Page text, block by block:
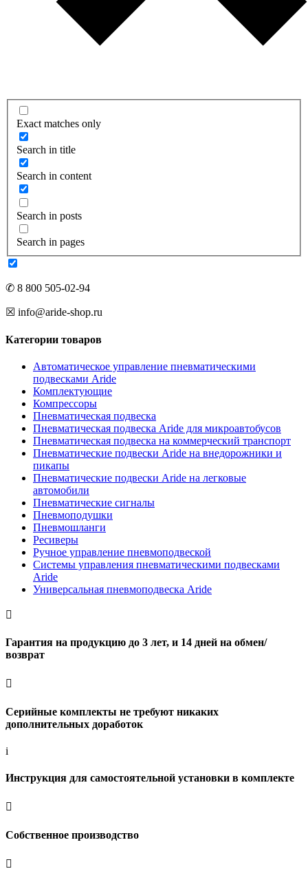
Exact matches only
Search in title
Search in content
Search in posts
Search in pages
✆ 8 800 505-02-94
☒ info@aride-shop.ru
Категории товаров
Автоматическое управление пневматическими
подвесками Aride
Комплектующие
Компрессоры
Пневматическая подвеска
Пневматическая подвеска Aride для микроавтобусов
Пневматическая подвеска на коммерческий транспорт
Пневматические подвески Aride на внедорожники и
пикапы
Пневматические подвески Aride на легковые
автомобили
Пневматические сигналы
Пневмоподушки
Пневмошланги
Ресиверы
Ручное управление пневмоподвеской
Системы управления пневматическими подвесками
Aride
Универсальная пневмоподвеска Aride

Гарантия на продукцию до 3 лет, и 14 дней на обмен/
возврат

Серийные комплекты не требуют никаких
дополнительных доработок
i
Инструкция для самостоятельной установки в комплекте

Собственное производство
